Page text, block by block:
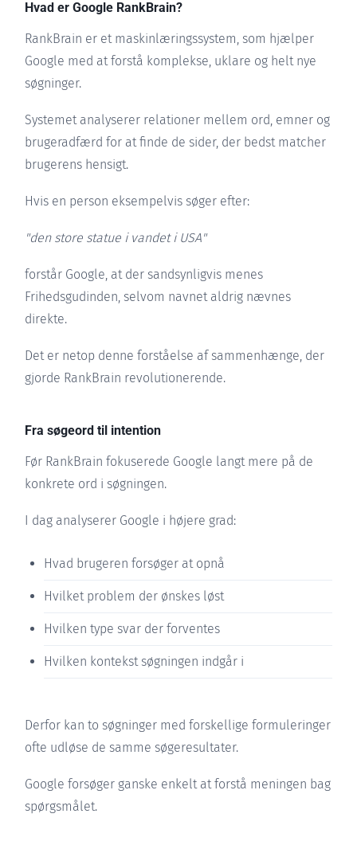
Hvad er Google RankBrain?
RankBrain er et maskinlæringssystem, som hjælper
Google med at forstå komplekse, uklare og helt nye
søgninger.
Systemet analyserer relationer mellem ord, emner og
brugeradfærd for at finde de sider, der bedst matcher
brugerens hensigt.
Hvis en person eksempelvis søger efter:
"den store statue i vandet i USA"
forstår Google, at der sandsynligvis menes
Frihedsgudinden, selvom navnet aldrig nævnes
direkte.
Det er netop denne forståelse af sammenhænge, der
gjorde RankBrain revolutionerende.
Fra søgeord til intention
Før RankBrain fokuserede Google langt mere på de
konkrete ord i søgningen.
I dag analyserer Google i højere grad:
Hvad brugeren forsøger at opnå
Hvilket problem der ønskes løst
Hvilken type svar der forventes
Hvilken kontekst søgningen indgår i
Derfor kan to søgninger med forskellige formuleringer
ofte udløse de samme søgeresultater.
Google forsøger ganske enkelt at forstå meningen bag
spørgsmålet.